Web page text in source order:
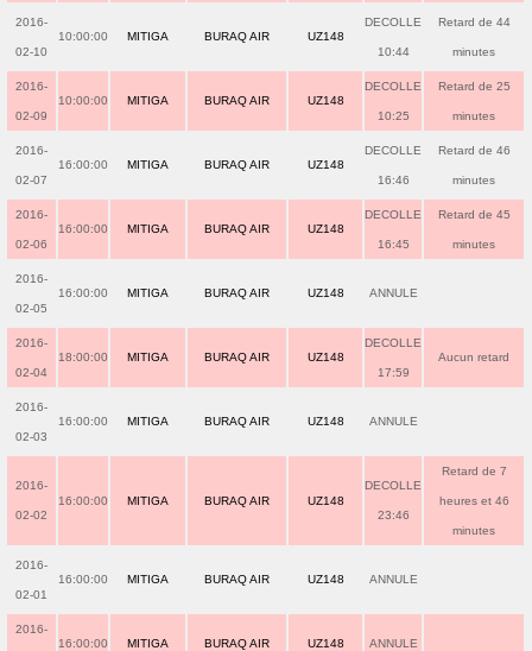
2016-
02-10
10:00:00 MITIGA BURAQ AIR UZ148
DECOLLE
10:44
Retard de 44
minutes
2016-
02-09
10:00:00 MITIGA BURAQ AIR UZ148
DECOLLE
10:25
Retard de 25
minutes
2016-
02-07
16:00:00 MITIGA BURAQ AIR UZ148
DECOLLE
16:46
Retard de 46
minutes
2016-
02-06
16:00:00 MITIGA BURAQ AIR UZ148
DECOLLE
16:45
Retard de 45
minutes
2016-
02-05
16:00:00 MITIGA BURAQ AIR UZ148 ANNULE
2016-
02-04
18:00:00 MITIGA BURAQ AIR UZ148
DECOLLE
17:59
Aucun retard
2016-
02-03
16:00:00 MITIGA BURAQ AIR UZ148 ANNULE
2016-
02-02
16:00:00 MITIGA BURAQ AIR UZ148
DECOLLE
23:46
Retard de 7
heures et 46
minutes
2016-
02-01
16:00:00 MITIGA BURAQ AIR UZ148 ANNULE
2016-
16:00:00 MITIGA BURAQ AIR UZ148 ANNULE